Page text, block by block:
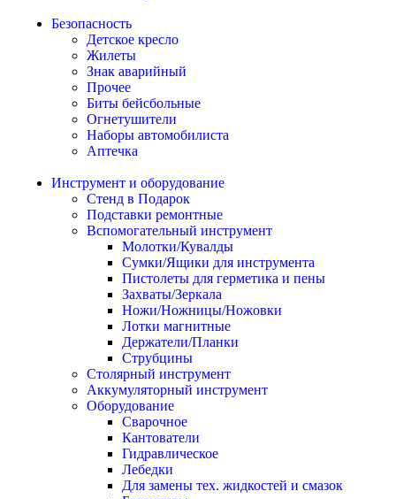
Безопасность
Детское кресло
Жилеты
Знак аварийный
Прочее
Биты бейсбольные
Огнетушители
Наборы автомобилиста
Аптечка
Инструмент и оборудование
Стенд в Подарок
Подставки ремонтные
Вспомогательный инструмент
Молотки/Кувалды
Сумки/Ящики для инструмента
Пистолеты для герметика и пены
Захваты/Зеркала
Ножи/Ножницы/Ножовки
Лотки магнитные
Держатели/Планки
Струбцины
Столярный инструмент
Аккумуляторный инструмент
Оборудование
Сварочное
Кантователи
Гидравлическое
Лебедки
Для замены тех. жидкостей и смазок